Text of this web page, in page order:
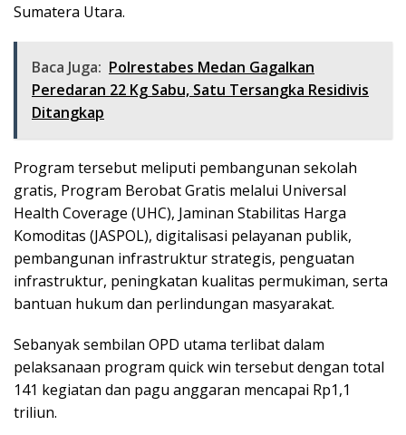
Sumatera Utara.
Baca Juga: Polrestabes Medan Gagalkan
Peredaran 22 Kg Sabu, Satu Tersangka Residivis
Ditangkap
Program tersebut meliputi pembangunan sekolah
gratis, Program Berobat Gratis melalui Universal
Health Coverage (UHC), Jaminan Stabilitas Harga
Komoditas (JASPOL), digitalisasi pelayanan publik,
pembangunan infrastruktur strategis, penguatan
infrastruktur, peningkatan kualitas permukiman, serta
bantuan hukum dan perlindungan masyarakat.
Sebanyak sembilan OPD utama terlibat dalam
pelaksanaan program quick win tersebut dengan total
141 kegiatan dan pagu anggaran mencapai Rp1,1
triliun.